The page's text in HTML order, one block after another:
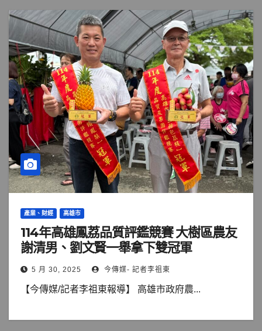
產業、財經 高雄市
114年高雄鳳荔品質評鑑競賽 大樹區農友
謝清男、劉文賢一舉拿下雙冠軍
5 月 30, 2025 今傳媒- 記者李祖東
【今傳媒/記者李祖東報導】 高雄市政府農...